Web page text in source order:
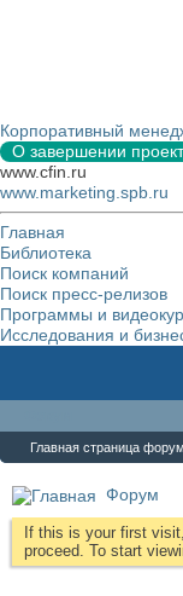
Корпоративный
О завершении
www.cfin.ru
www.marketing.spb.ru
Главная
Библиотека
Поиск компаний
Поиск пресс-релизов
Программы и
Исследования и
Главная страница
Форум
If this is your first
proceed. To start